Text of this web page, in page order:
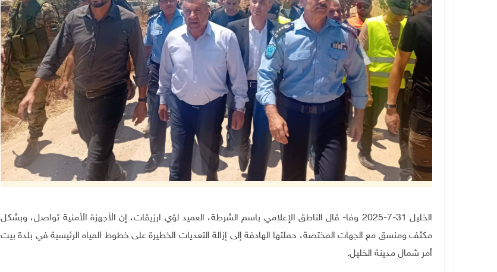
الخليل 31-7-2025 وفا- قال الناطق الإعلامي باسم الشرطة، العميد لؤي ارزيقات، إن الأجهزة الأمنية تواصل، وبشكل
مكثف ومنسق مع الجهات المختصة، حملتها الهادفة إلى إزالة التعديات الخطيرة على خطوط المياه الرئيسية في بلدة بيت
أمر شمال مدينة الخليل.